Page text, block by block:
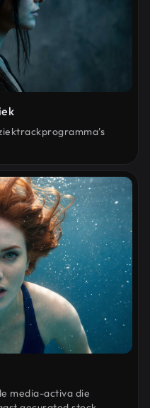
media-activa die